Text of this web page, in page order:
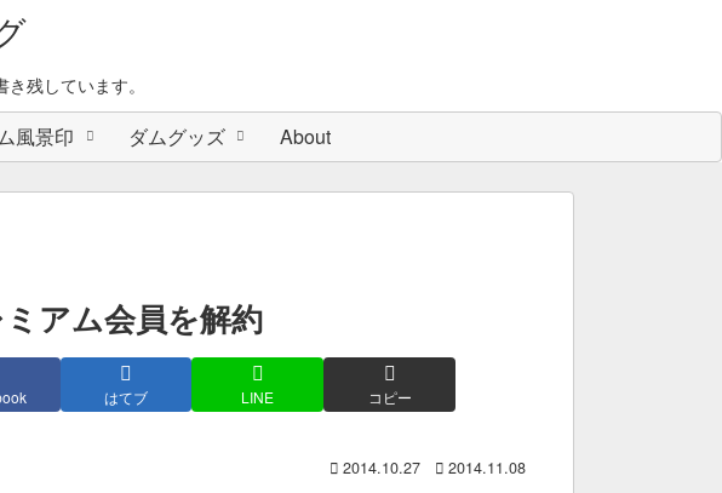
残しています。
風景印 ダムグッズ About
アム会員を解約
はてブ LINE コピー
2014.10.27 2014.11.08